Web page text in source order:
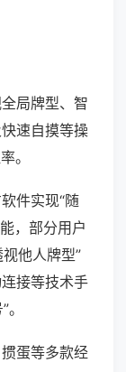
局牌型、智
速自摸等操
。
件实现“随
，部分用户
他人牌型”
接等技术手
蛋等多款经